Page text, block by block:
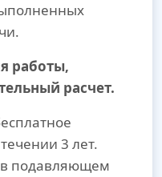
работы,
расчет.
3 лет.
в подавляющем